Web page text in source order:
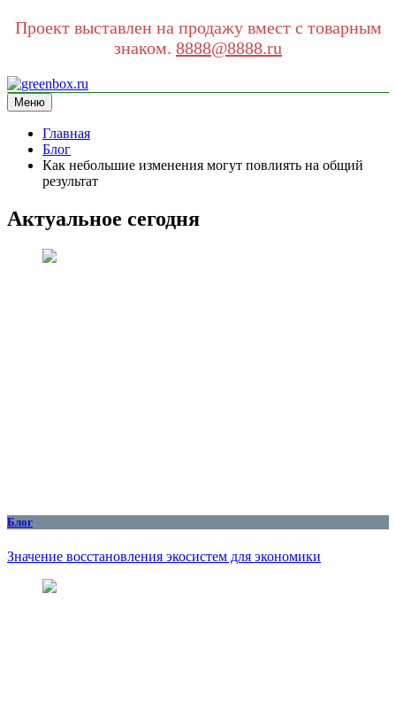
Проект выставлен на продажу вмест с товарным
знаком. 8888@8888.ru
Перейти
к
содержимому
greenbox.ru
сайт про экологию
Меню
Главная
Блог
Как небольшие изменения могут повлиять на общий
результат
Актуальное сегодня
Блог
Значение восстановления экосистем для экономики